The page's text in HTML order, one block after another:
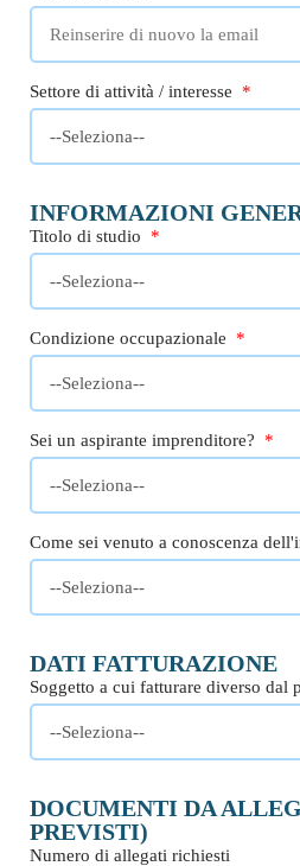
Settore di attività / interesse *
INFORMAZIONI
Titolo di studio *
Condizione occupazionale *
Sei un aspirante imprenditore? *
Come sei venuto a conoscenza
DATI FATTURAZIONE
Soggetto a cui fatturare diverso dal
DOCUMENTI DA
PREVISTI)
Numero di allegati richiesti